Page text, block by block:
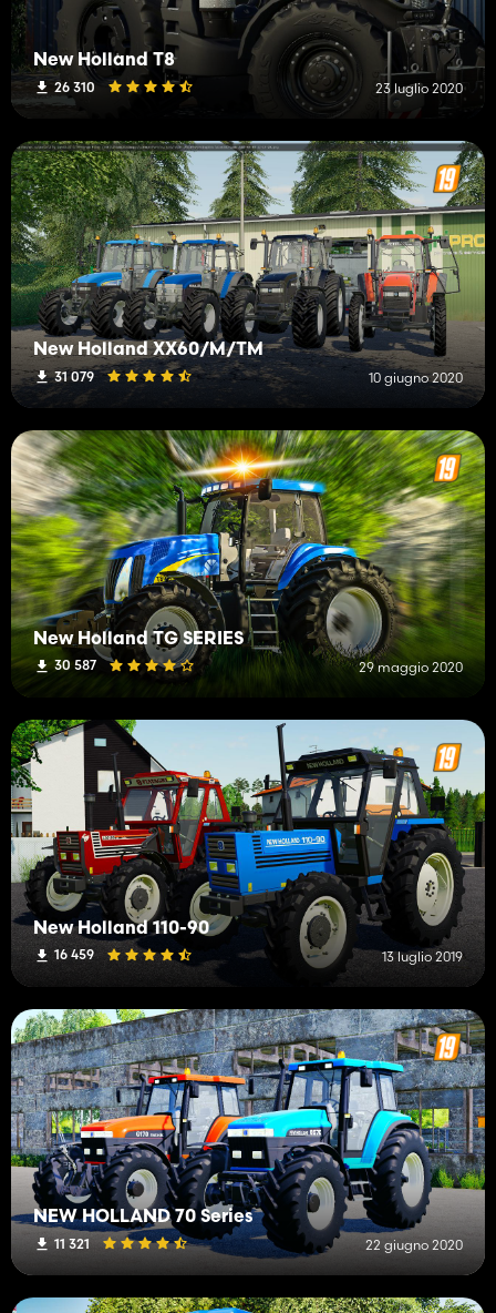
New Holland T8
26 310 23 luglio 2020
New Holland XX60/M/TM
31 079 10 giugno 2020
New Holland TG SERIES
30 587 29 maggio 2020
New Holland 110-90
16 459 13 luglio 2019
NEW HOLLAND 70 Series
11 321 22 giugno 2020